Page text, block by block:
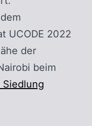
UCODE 2022
der
beim